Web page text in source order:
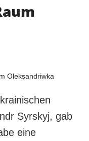
Syrskyj, gab
eine